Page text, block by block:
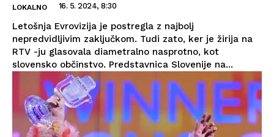
LOKALNO 16. 5. 2024, 8:30
Letošnja Evrovizija je postregla z najbolj
nepredvidljivim zaključkom. Tudi zato, ker je žirija na
RTV -ju glasovala diametralno nasprotno, kot
slovensko občinstvo. Predstavnica Slovenije na...